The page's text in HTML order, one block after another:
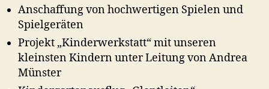
Anschaffung von hochwertigen Spielen und
Spielgeräten
Projekt „Kinderwerkstatt“ mit unseren
kleinsten Kindern unter Leitung von Andrea
Münster